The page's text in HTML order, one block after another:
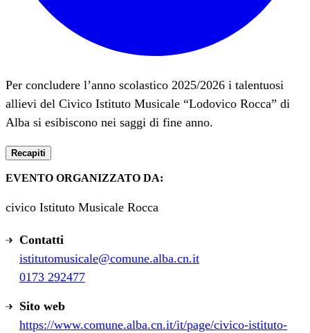
Per concludere l’anno scolastico 2025/2026 i talentuosi
allievi del Civico Istituto Musicale “Lodovico Rocca” di
Alba si esibiscono nei saggi di fine anno.
Recapiti
EVENTO ORGANIZZATO DA:
civico Istituto Musicale Rocca
Contatti
istitutomusicale@comune.alba.cn.it
0173 292477
Sito web
https://www.comune.alba.cn.it/it/page/civico-istituto-